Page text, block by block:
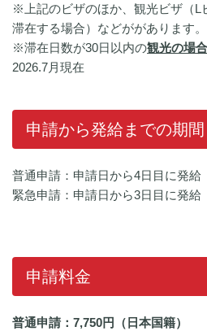
※上記のビザのほか、観光ビザ（L
滞在する場合）などががあります。
※滞在日数が30日以内の観光の場合
2026.7月現在
申請から発給までの期間
普通申請：申請日から4日目に発給
緊急申請：申請日から3日目に発給
申請料金
普通申請：7,750円（日本国籍）